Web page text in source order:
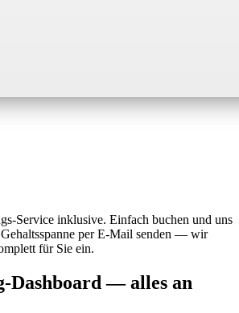
Service inklusive. Einfach buchen und uns
per E-Mail senden — wir
für Sie ein.
Dashboard — alles an